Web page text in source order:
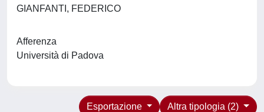
GIANFANTI, FEDERICO
Afferenza
Università di Padova
Altra tipologia (2)
Esportazione